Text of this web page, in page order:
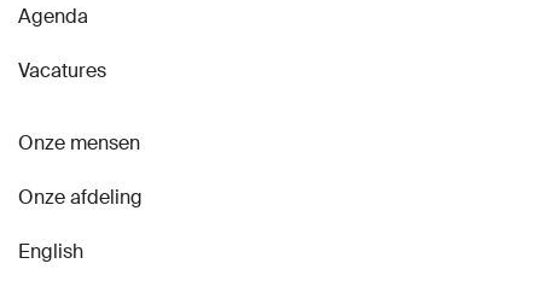
Agenda
Vacatures
Onze mensen
Onze afdeling
English